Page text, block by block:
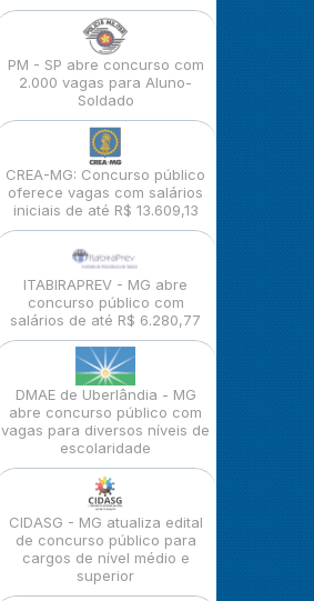
PM - SP abre concurso com
2.000 vagas para Aluno-
Soldado
CREA-MG: Concurso público
oferece vagas com salários
iniciais de até R$ 13.609,13
ITABIRAPREV - MG abre
concurso público com
salários de até R$ 6.280,77
DMAE de Uberlândia - MG
abre concurso público com
vagas para diversos níveis de
escolaridade
CIDASG - MG atualiza edital
de concurso público para
cargos de nível médio e
superior